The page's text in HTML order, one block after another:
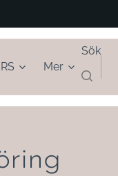
Mer
Sök